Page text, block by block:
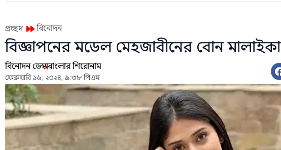
প্রচ্ছদ বিনোদন
বিজ্ঞাপনের মডেল মেহজাবীনের বোন মালাইকা
বিনোদন ডেস্কবাংলার শিরোনাম
ফেব্রুয়ারি ১৬, ২০২৪, ৯:৩৮ পিএম